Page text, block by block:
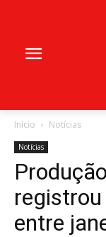
Início Notícias
Notícias
entre